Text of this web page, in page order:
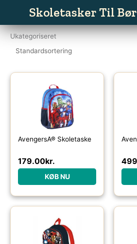
indholdet
Skoletasker Til
Ukategoriseret
AvengersÂ® Skoletaske
179.00kr.
KØB NU